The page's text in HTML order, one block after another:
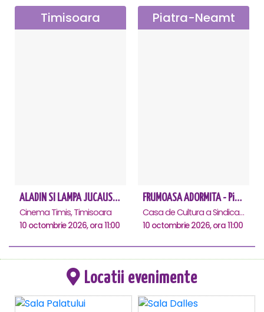
Timisoara
ALADIN SI LAMPA JUCAUSA - Timisoara - ANULAT
Cinema Timis, Timisoara
10 octombrie 2026, ora 11:00
Piatra-Neamt
FRUMOASA ADORMITA - Piatra Neamt
Casa de Cultura a Sindicatelor, Piatra-Neamt
10 octombrie 2026, ora 11:00
Locatii evenimente